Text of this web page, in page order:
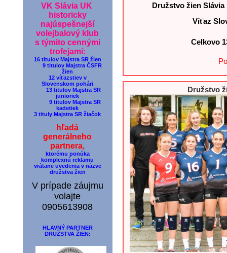
VK Slávia UK
historicky
najúspešnejší
volejbalový klub
s týmito cennými
trofejami:
16 titulov Majstra SR žien
9 titulov Majstra ČSFR
žien
12 víťazstiev v
Slovenskom pohári
13 titulov Majstra SR
junioriek
9 titulov Majstra SR
kadetiek
3 tituly Majstra SR žiačok
hľadá
generálneho
partnera,
ktorému ponúka
komplexnú reklamu
vrátane uvedenia v názve
družstva žien
V prípade záujmu
volajte
0905613908
HLAVNÝ PARTNER
DRUŽSTVA ŽIEN:
Družstvo žien
Víťaz
Celkovo
Družstvo